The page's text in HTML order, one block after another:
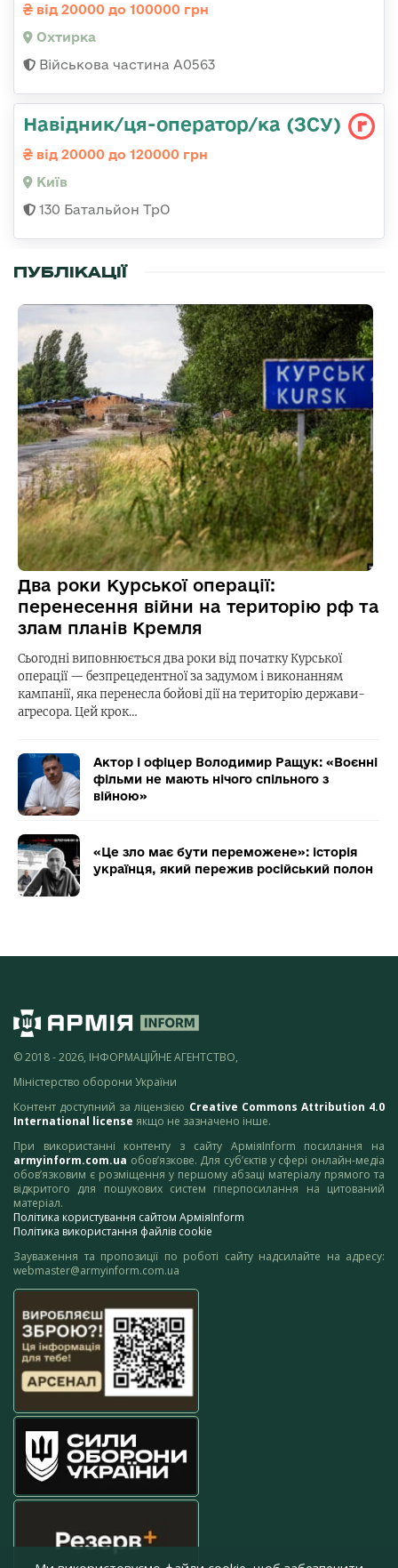
від 20000 до 100000 грн
Охтирка
Військова частина А0563
Навідник/ця-оператор/ка (ЗСУ)
від 20000 до 120000 грн
Київ
130 Батальйон ТрО
ПУБЛІКАЦІЇ
Два роки Курської операції:
перенесення війни на територію рф та
злам планів Кремля
Сьогодні виповнюється два роки від початку Курської
операції — безпрецедентної за задумом і виконанням
кампанії, яка перенесла бойові дії на територію держави-
агресора. Цей крок…
Актор і офіцер Володимир Ращук: «Воєнні
фільми не мають нічого спільного з
війною»
«Це зло має бути переможене»: історія
українця, який пережив російський полон
© 2018 - 2026, ІНФОРМАЦІЙНЕ АГЕНТСТВО,
Міністерство оборони України
Контент доступний за ліцензією Creative Commons Attribution 4.0
International license якщо не зазначено інше.
При використанні контенту з сайту АрміяInform посилання на
armyinform.com.ua обов’язкове. Для суб’єктів у сфері онлайн-медіа
обов’язковим є розміщення у першому абзаці матеріалу прямого та
відкритого для пошукових систем гіперпосилання на цитований
матеріал.
Політика користування сайтом АрміяInform
Політика використання файлів cookie
Зауваження та пропозиції по роботі сайту надсилайте на адресу:
webmaster@armyinform.com.ua